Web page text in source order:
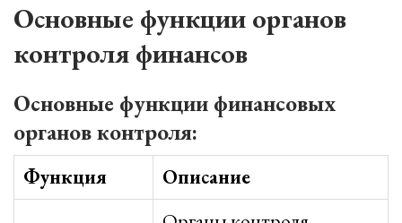
Основные функции органов
контроля финансов
Основные функции финансовых
органов контроля:
Функция Описание